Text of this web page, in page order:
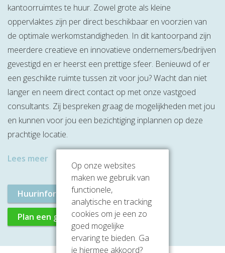
kantoorruimtes te huur. Zowel grote als kleine
oppervlaktes zijn per direct beschikbaar en voorzien van
de optimale werkomstandigheden. In dit kantoorpand zijn
meerdere creatieve en innovatieve ondernemers/bedrijven
gevestigd en er heerst een prettige sfeer. Benieuwd of er
een geschikte ruimte tussen zit voor jou? Wacht dan niet
langer en neem direct contact op met onze vastgoed
consultants. Zij bespreken graag de mogelijkheden met jou
en kunnen voor jou een bezichtiging inplannen op deze
prachtige locatie.
Lees meer
Huurinformatie aanvragen
Plan een gratis rondleiding
Op onze websites
maken we gebruik van
functionele,
analytische en tracking
cookies om je een zo
goed mogelijke
ervaring te bieden. Ga
je hiermee akkoord?